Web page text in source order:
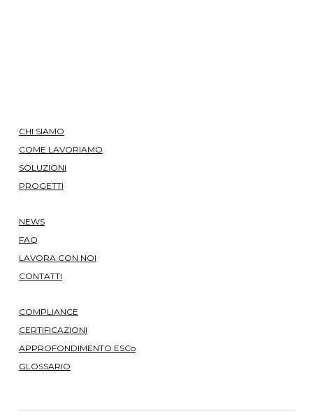
CHI SIAMO
COME LAVORIAMO
SOLUZIONI
PROGETTI
NEWS
FAQ
LAVORA CON NOI
CONTATTI
COMPLIANCE
CERTIFICAZIONI
APPROFONDIMENTO ESCo
GLOSSARIO